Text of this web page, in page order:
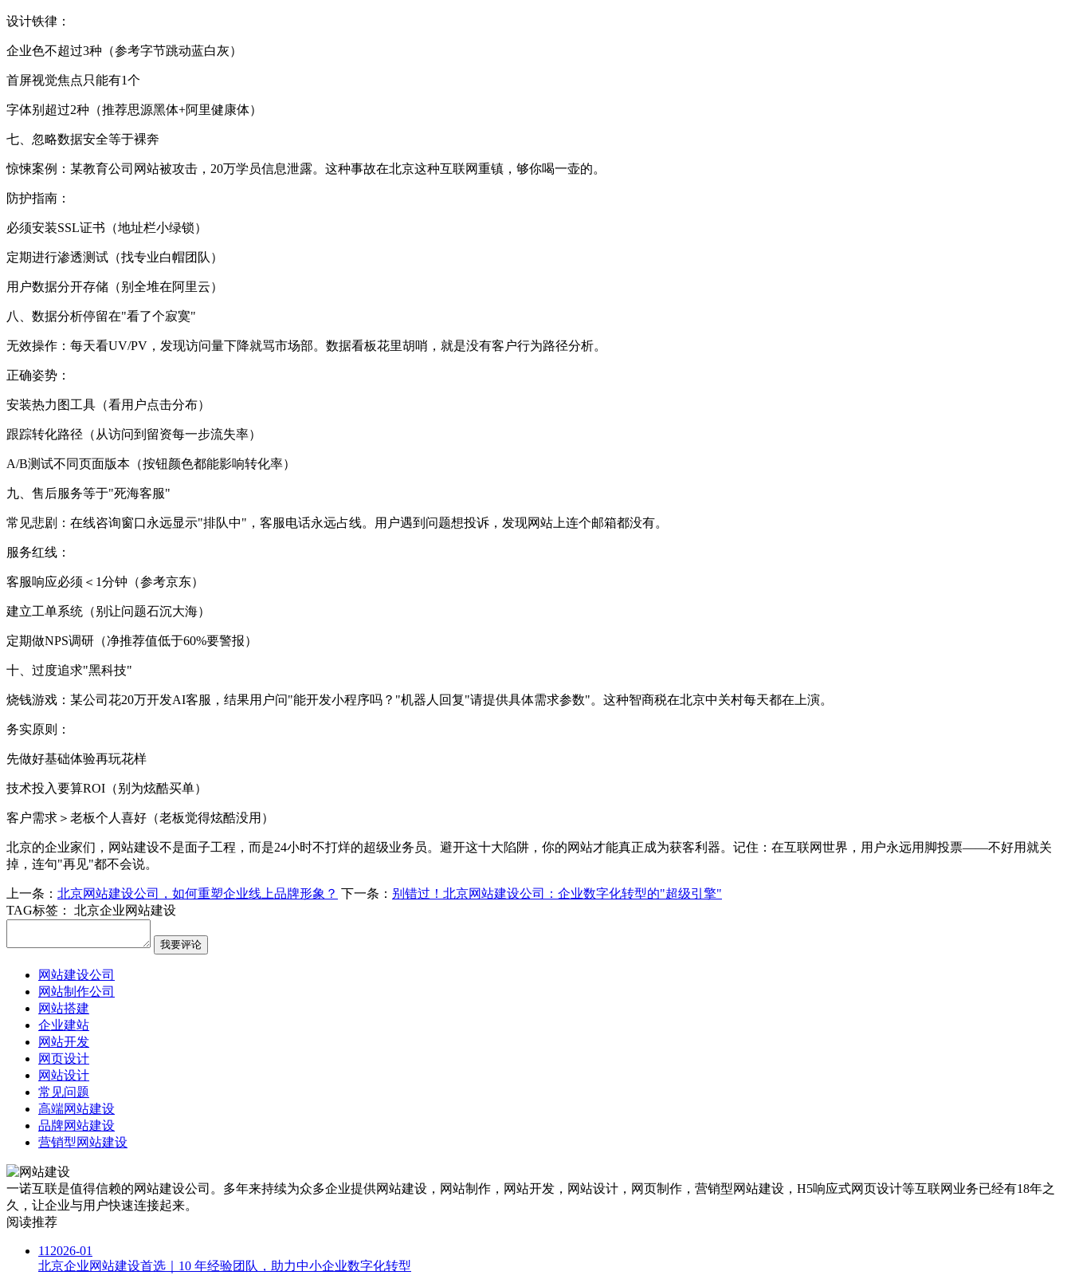
设计铁律：
企业色不超过3种（参考字节跳动蓝白灰）
首屏视觉焦点只能有1个
字体别超过2种（推荐思源黑体+阿里健康体）
七、忽略数据安全等于裸奔
惊悚案例：某教育公司网站被攻击，20万学员信息泄露。这种事故在北京这种互联网重镇，够你喝一壶的。
防护指南：
必须安装SSL证书（地址栏小绿锁）
定期进行渗透测试（找专业白帽团队）
用户数据分开存储（别全堆在阿里云）
八、数据分析停留在"看了个寂寞"
无效操作：每天看UV/PV，发现访问量下降就骂市场部。数据看板花里胡哨，就是没有客户行为路径分析。
正确姿势：
安装热力图工具（看用户点击分布）
跟踪转化路径（从访问到留资每一步流失率）
A/B测试不同页面版本（按钮颜色都能影响转化率）
九、售后服务等于"死海客服"
常见悲剧：在线咨询窗口永远显示"排队中"，客服电话永远占线。用户遇到问题想投诉，发现网站上连个邮箱都没有。
服务红线：
客服响应必须＜1分钟（参考京东）
建立工单系统（别让问题石沉大海）
定期做NPS调研（净推荐值低于60%要警报）
十、过度追求"黑科技"
烧钱游戏：某公司花20万开发AI客服，结果用户问"能开发小程序吗？"机器人回复"请提供具体需求参数"。这种智商税在北京中关村每天都在上演。
务实原则：
先做好基础体验再玩花样
技术投入要算ROI（别为炫酷买单）
客户需求＞老板个人喜好（老板觉得炫酷没用）
北京的企业家们，网站建设不是面子工程，而是24小时不打烊的超级业务员。避开这十大陷阱，你的网站才能真正成为获客利器。记住：在互联网世界，用户永远用脚投票——不好用就关
掉，连句"再见"都不会说。
上一条： 北京网站建设公司，如何重塑企业线上品牌形象？ 下一条： 别错过！北京网站建设公司：企业数字化转型的"超级引擎"
TAG标签：
北京企业网站建设
网站建设公司
网站制作公司
网站搭建
企业建站
网站开发
网页设计
网站设计
常见问题
高端网站建设
品牌网站建设
营销型网站建设
一诺互联是值得信赖的网站建设公司。多年来持续为众多企业提供网站建设，网站制作，网站开发，网站设计，网页制作，营销型网站建设，H5响应式网页设计等互联网业务已经有18年之
久，让企业与用户快速连接起来。
阅读推荐
11 2026-01
北京企业网站建设首选｜10 年经验团队，助力中小企业数字化转型